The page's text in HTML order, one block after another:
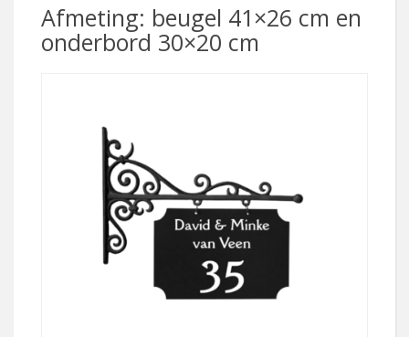
Afmeting: beugel 41×26 cm en
onderbord 30×20 cm